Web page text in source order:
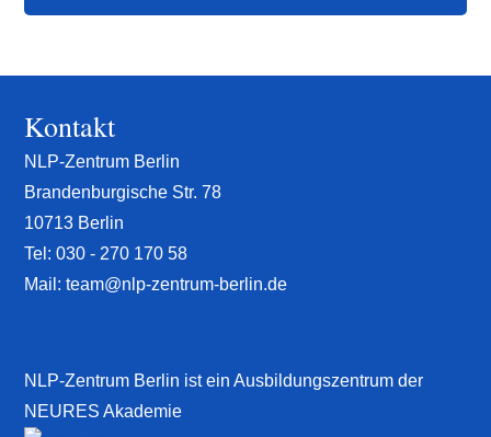
Kontakt
NLP-Zentrum Berlin
Brandenburgische Str. 78
10713 Berlin
Tel:030 - 270 170 58
Mail:team@nlp-zentrum-berlin.de
NLP-Zentrum Berlin ist ein Ausbildungszentrum der
NEURES Akademie